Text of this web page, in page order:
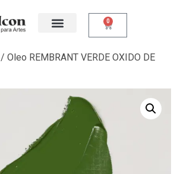
0
/ Oleo REMBRANT VERDE OXIDO DE